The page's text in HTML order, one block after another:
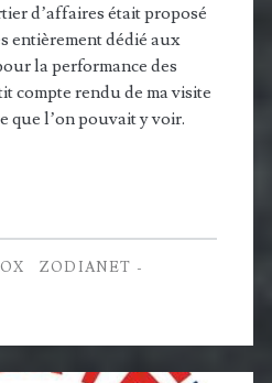
d’affaires était proposé
entièrement dédié aux
la performance des
compte rendu de ma visite
que l’on pouvait y voir.
ZODIANET -